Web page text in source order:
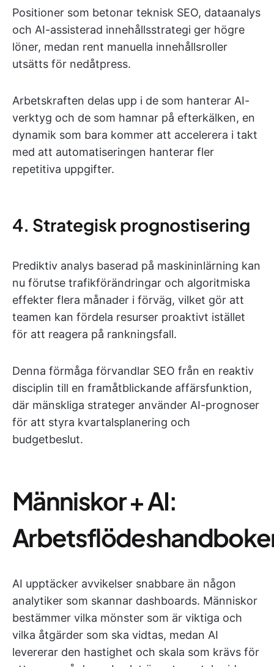
Positioner som betonar teknisk SEO, dataanalys
och AI-assisterad innehållsstrategi ger högre
löner, medan rent manuella innehållsroller
utsätts för nedåtpress.
Arbetskraften delas upp i de som hanterar AI-
verktyg och de som hamnar på efterkälken, en
dynamik som bara kommer att accelerera i takt
med att automatiseringen hanterar fler
repetitiva uppgifter.
4. Strategisk prognostisering
Prediktiv analys baserad på maskininlärning kan
nu förutse trafikförändringar och algoritmiska
effekter flera månader i förväg, vilket gör att
teamen kan fördela resurser proaktivt istället
för att reagera på rankningsfall.
Denna förmåga förvandlar SEO från en reaktiv
disciplin till en framåtblickande affärsfunktion,
där mänskliga strateger använder AI-prognoser
för att styra kvartalsplanering och
budgetbeslut.
Människor + AI:
AI upptäcker avvikelser snabbare än någon
analytiker som skannar dashboards. Människor
bestämmer vilka mönster som är viktiga och
vilka åtgärder som ska vidtas, medan AI
levererar den hastighet och skala som krävs för